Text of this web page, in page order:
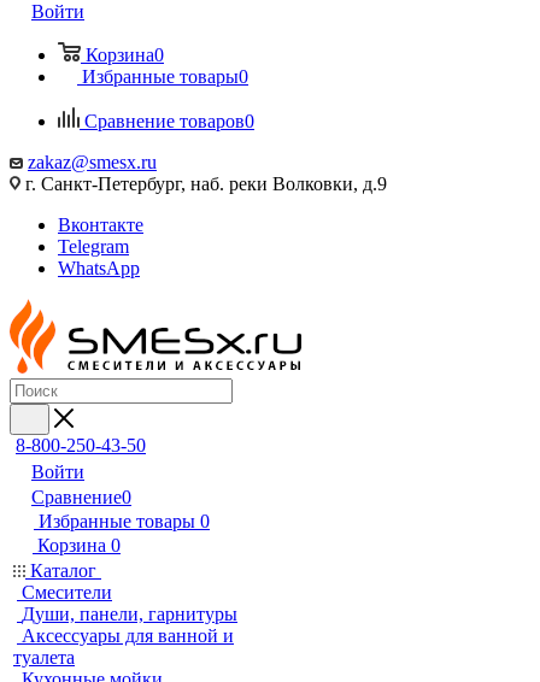
Войти
Корзина0
Избранные товары0
Сравнение товаров0
zakaz@smesx.ru
г. Санкт-Петербург, наб. реки Волковки, д.9
Вконтакте
Telegram
WhatsApp
8-800-250-43-50
Войти
Сравнение0
Избранные товары 0
Корзина 0
Каталог
Смесители
Души, панели, гарнитуры
Аксессуары для ванной и
туалета